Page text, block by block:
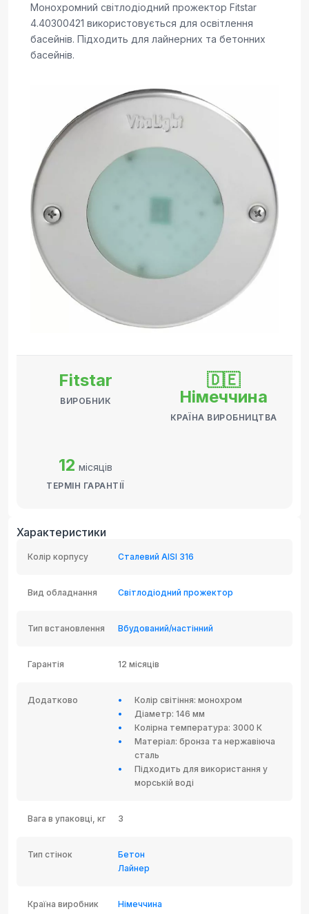
Монохромний світлодіодний прожектор Fitstar
4.40300421 використовується для освітлення
басейнів. Підходить для лайнерних та бетонних
басейнів.
Fitstar
ВИРОБНИК
🇩🇪
Німеччина
КРАЇНА ВИРОБНИЦТВА
12 місяців
ТЕРМІН ГАРАНТІЇ
Характеристики
Колір корпусу Сталевий AISI 316
Вид обладнання Світлодіодний прожектор
Тип встановлення Вбудований/настінний
Гарантія 12 місяців
Додатково
Колір світіння: монохром
Діаметр: 146 мм
Колірна температура: 3000 К
Матеріал: бронза та нержавіюча
сталь
Підходить для використання у
морській воді
Вага в упаковці, кг 3
Тип стінок
Бетон
Лайнер
Країна виробник Німеччина